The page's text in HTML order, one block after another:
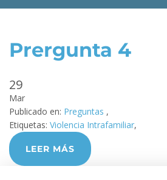
Prergunta 4
29
Mar
Publicado en: Preguntas ,
Etiquetas: Violencia Intrafamiliar,
LEER MÁS